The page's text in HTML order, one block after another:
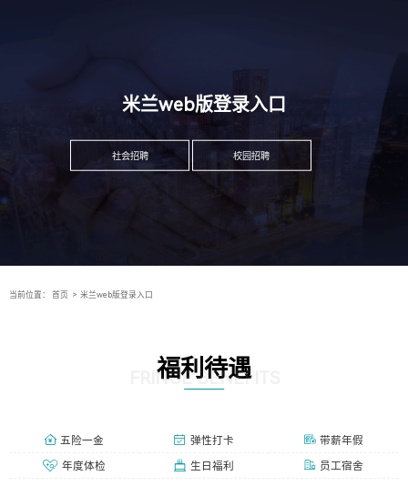
米兰web版登录入口
社会招聘 校园招聘
当前位置： 首页 > 米兰web版登录入口
福利待遇
FRINGE BENEFITS
五险一金 弹性打卡 带薪年假
年度体检 生日福利 员工宿舍